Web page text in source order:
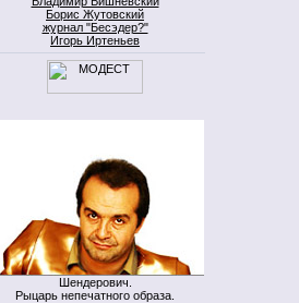
Борис Жутовский
журнал "Бесэдер?"
Игорь Иртеньев
Шендерович.
Рыцарь непечатного образа.